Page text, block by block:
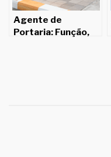
Agente de
Portaria: Função,